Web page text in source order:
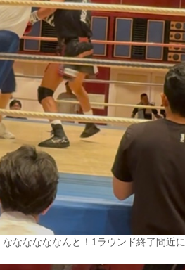
なななななんと！1ラウンド終了間近に